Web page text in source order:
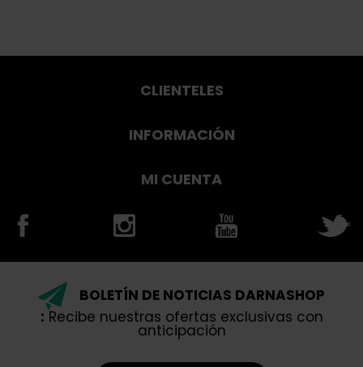
CLIENTELES
INFORMACIÓN
MI CUENTA
BOLETÍN DE NOTICIAS DARNASHOP
: Recibe nuestras ofertas exclusivas con
anticipación